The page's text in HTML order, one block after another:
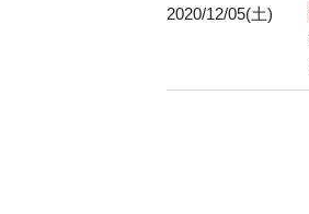
2020/12/05(土)